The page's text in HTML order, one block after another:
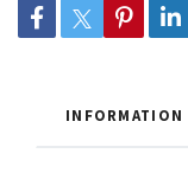
INFORMATION